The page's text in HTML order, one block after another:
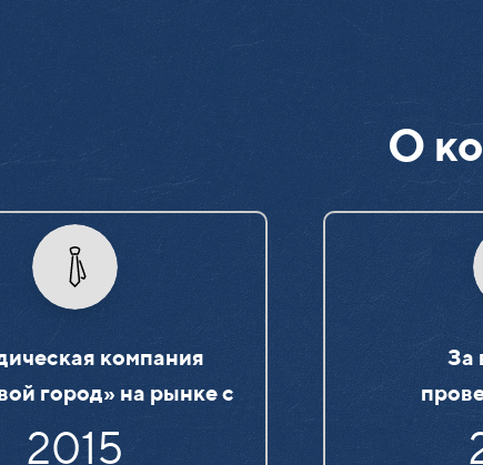
О
компания
город» на рынке c
2015
За